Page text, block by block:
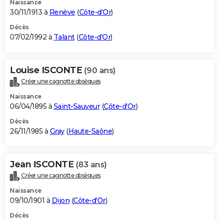
Naissance
30/11/1913 à Renève (Côte-d'Or)
Décès
07/02/1992 à Talant(Côte-d'Or)
Louise ISCONTE (90 ans)
Créer une cagnotte obsèques
Naissance
06/04/1895 à Saint-Sauveur(Côte-d'Or)
Décès
26/11/1985 à Gray(Haute-Saône)
Jean ISCONTE (83 ans)
Créer une cagnotte obsèques
Naissance
09/10/1901 à Dijon (Côte-d'Or)
Décès